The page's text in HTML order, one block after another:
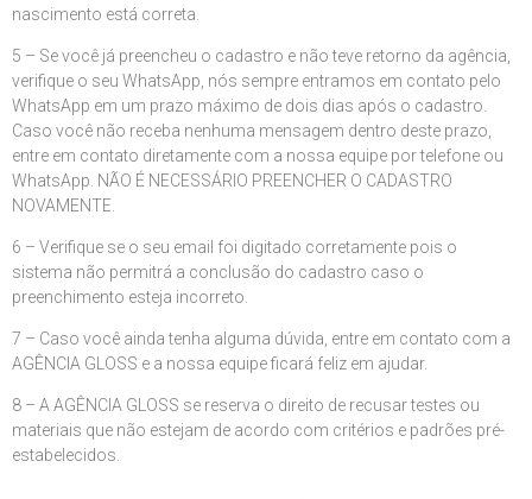
nascimento está correta.
5 – Se você já preencheu o cadastro e não teve retorno da agência,
verifique o seu WhatsApp, nós sempre entramos em contato pelo
WhatsApp em um prazo máximo de dois dias após o cadastro.
Caso você não receba nenhuma mensagem dentro deste prazo,
entre em contato diretamente com a nossa equipe por telefone ou
WhatsApp. NÃO É NECESSÁRIO PREENCHER O CADASTRO
NOVAMENTE.
6 – Verifique se o seu email foi digitado corretamente pois o
sistema não permitrá a conclusão do cadastro caso o
preenchimento esteja incorreto.
7 – Caso você ainda tenha alguma dúvida, entre em contato com a
AGÊNCIA GLOSS e a nossa equipe ficará feliz em ajudar.
8 – A AGÊNCIA GLOSS se reserva o direito de recusar testes ou
materiais que não estejam de acordo com critérios e padrões pré-
estabelecidos.